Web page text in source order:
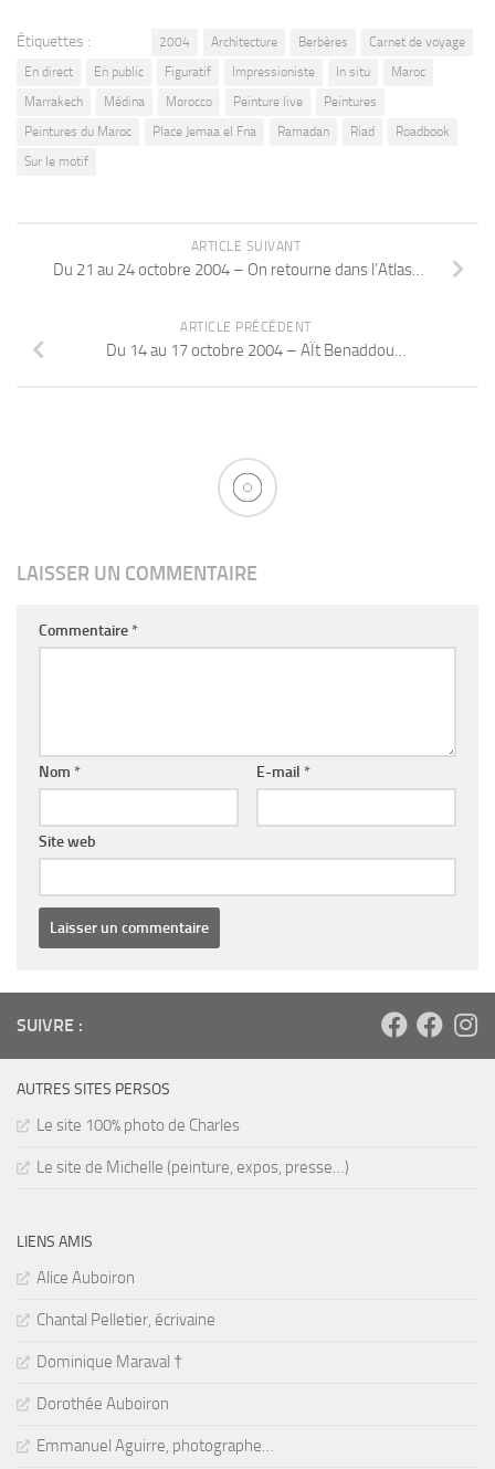
Étiquettes : 2004 Architecture Berbères
Carnet de voyage
En direct
En public Figuratif Impressioniste In situ
Maroc
Marrakech
Médina Morocco Peinture live
Peintures
Peintures du Maroc
Place Jemaa el Fna Ramadan Riad
Roadbook
Sur le motif
ARTICLE SUIVANT
Du 21 au 24 octobre 2004 – On retourne dans l’Atlas…
ARTICLE PRÉCÉDENT
Du 14 au 17 octobre 2004 – AÏt Benaddou…
LAISSER UN COMMENTAIRE
Commentaire *
Nom * E-mail *
Site web
SUIVRE :
AUTRES SITES PERSOS
Le site 100% photo de Charles
Le site de Michelle (peinture, expos, presse…)
LIENS AMIS
Alice Auboiron
Chantal Pelletier, écrivaine
Dominique Maraval †
Dorothée Auboiron
Emmanuel Aguirre, photographe…